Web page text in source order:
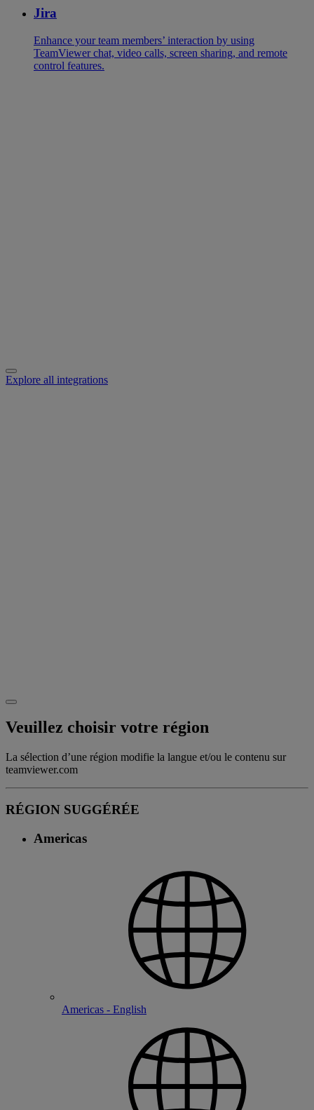
Jira
Enhance your team members’ interaction by using
TeamViewer chat, video calls, screen sharing, and remote
control features.
Explore all integrations
Veuillez choisir votre région
La sélection d’une région modifie la langue et/ou le contenu sur
teamviewer.com
RÉGION SUGGÉRÉE
Americas
Americas - English